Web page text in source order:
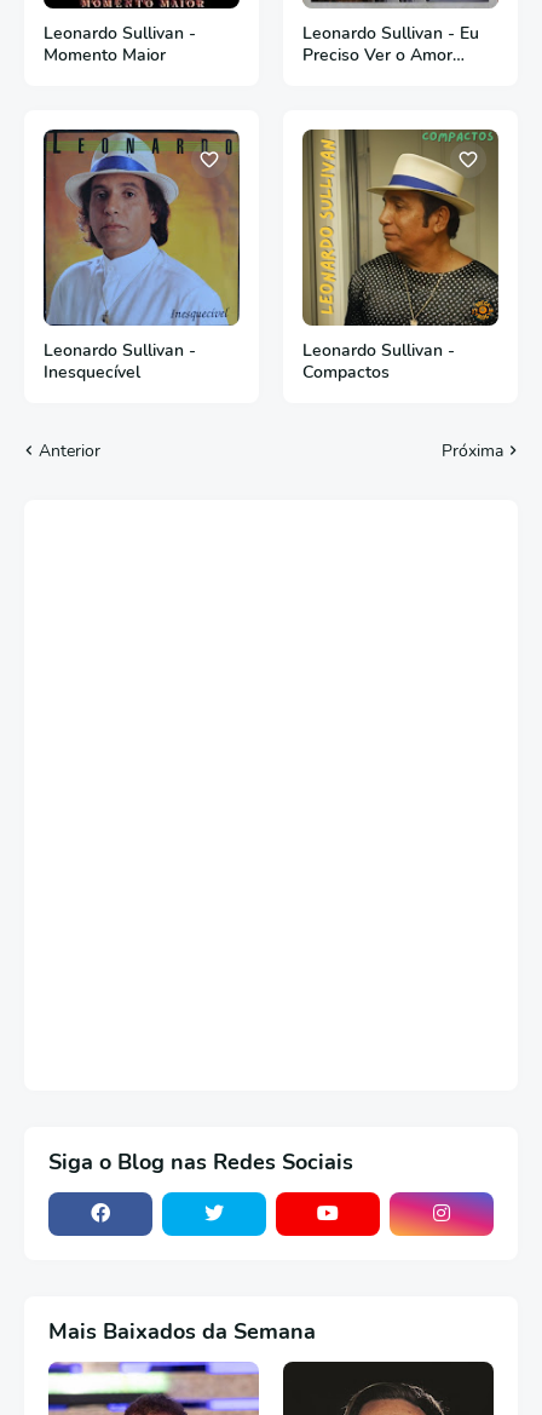
Leonardo Sullivan -
Momento Maior
Leonardo Sullivan - Eu
Preciso Ver o Amor
Leonardo Sullivan -
Inesquecível
Leonardo Sullivan -
Compactos
Anterior Próxima
Siga o Blog nas Redes Sociais
Mais Baixados da Semana